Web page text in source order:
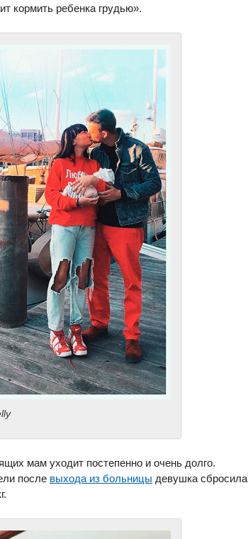
кормить ребенка грудью».
мам уходит постепенно и очень долго.
после выхода из больницы девушка сбросила